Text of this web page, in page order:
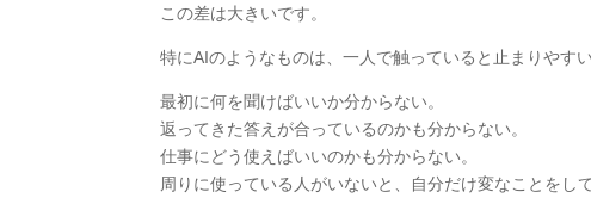
この差は大きいです。
特にAIのようなものは、一人で触っていると止まりやすい
最初に何を聞けばいいか分からない。
返ってきた答えが合っているのかも分からない。
仕事にどう使えばいいのかも分からない。
周りに使っている人がいないと、自分だけ変なことをし